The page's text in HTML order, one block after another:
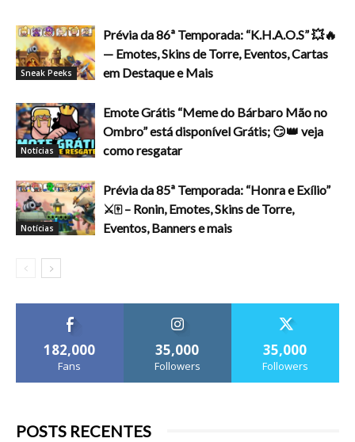
Sneak Peeks
Prévia da 86ª Temporada: “K.H.A.O.S” 💥🔥
— Emotes, Skins de Torre, Eventos, Cartas
em Destaque e Mais
Notícias
Emote Grátis “Meme do Bárbaro Mão no
Ombro” está disponível Grátis; 😏👑 veja
como resgatar
Notícias
Prévia da 85ª Temporada: “Honra e Exílio”
⚔️🀄 – Ronin, Emotes, Skins de Torre,
Eventos, Banners e mais
182,000
Fans
35,000
Followers
35,000
Followers
POSTS RECENTES